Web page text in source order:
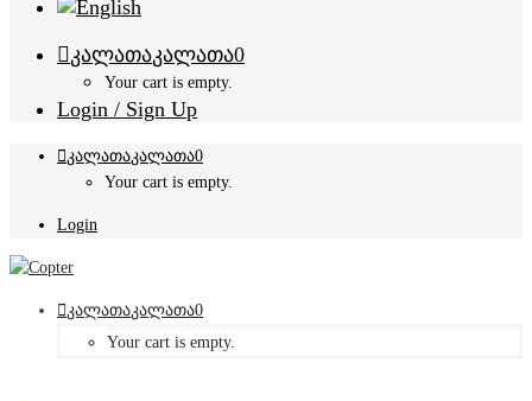
კალათაკალათა0
Your cart is empty.
Login / Sign Up
კალათაკალათა0
Your cart is empty.
Login
კალათაკალათა0
Your cart is empty.